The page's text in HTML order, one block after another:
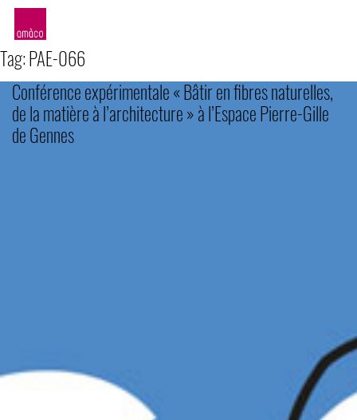
Tag:PAE-066
Conférence expérimentale « Bâtir en fibres naturelles,
de la matière à l’architecture » à l’Espace Pierre-Gille
de Gennes